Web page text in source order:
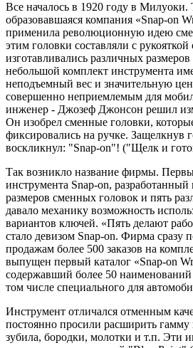
Все началось в 1920 году в Милуоки.
образовавшаяся компания «Snap-on
применила революционную идею
этим головки составляли с
изготавливались различных
небольшой комплект инструмента
неподъемный вес и значительную
совершенно неприемлемым для
инженер - Джозеф Джонсон решил
Он изобрел сменные головки,
фиксировались на ручке. Защелкнув
воскликнул: "Snap-on"! ("Щелк и
Так возникло название фирмы.
инструмента Snap-on,
размеров сменных головок и пять
давало механику возможность
вариантов ключей. «Пять делают
стало девизом Snap-on. Фирма сразу
продажам более 500 заказов на
выпущен первый каталог «Snap-on
содержавший более 50
том числе специального для
Инструмент отличался отменным
постоянно просили расширить гамму
зубила, бородки, молотки и т.п. Эти